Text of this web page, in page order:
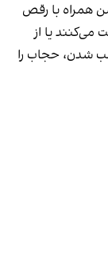
همراه با رقص
می‌کنند یا از
شدن، حجاب را